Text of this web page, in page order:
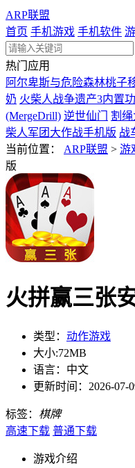
ARP联盟
首页 手机游戏 手机软件
热门应用
阿尔卑斯与危险森林桃子
奶 火柴人战争遗产3内置
(MergeDrill) 逆世仙门 割
柴人军团大作战手机版 战
当前位置： ARP联盟 > 游
版
火拼赢三张
类型： 动作游戏
大小:72MB
语言： 中文
更新时间： 2026-07-
标签： 棋牌
高速下载 普通下载
游戏介绍